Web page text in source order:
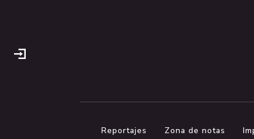
Reportajes Zona de notas